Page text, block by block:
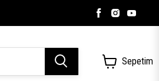
Sepetim